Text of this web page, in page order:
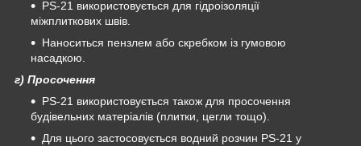
PS-21 використовується для гідроізоляції
міжплиткових швів.
Наноситься пензлем або скребком із гумовою
насадкою.
г) Просочення
PS-21 використовується також для просочення
будівельних матеріалів (плитки, цегли тощо).
Для цього застосовується водний розчин PS-21 у